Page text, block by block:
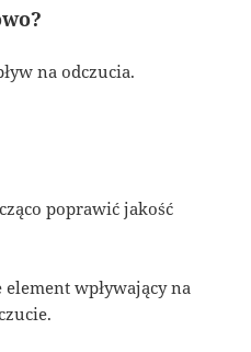
na odczucia.
poprawić jakość
wpływający na